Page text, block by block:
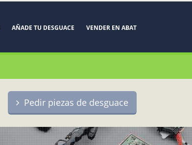
AÑADE TU DESGUACE VENDER EN ABAT
Pedir piezas de desguace